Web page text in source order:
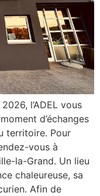
l’ADEL vous
d’échanges
territoire. Pour
vous à
la-Grand. Un lieu
chaleureuse, sa
Afin de